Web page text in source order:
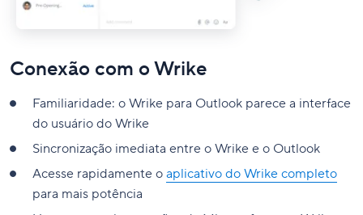
Conexão com o Wrike
Familiaridade: o Wrike para Outlook parece a interface
do usuário do Wrike
Sincronização imediata entre o Wrike e o Outlook
Acesse rapidamente o aplicativo do Wrike completo
para mais potência